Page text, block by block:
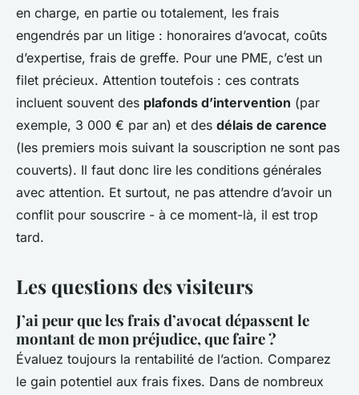
en charge, en partie ou totalement, les frais
engendrés par un litige : honoraires d’avocat, coûts
d’expertise, frais de greffe. Pour une PME, c’est un
filet précieux. Attention toutefois : ces contrats
incluent souvent des plafonds d’intervention (par
exemple, 3 000 € par an) et des délais de carence
(les premiers mois suivant la souscription ne sont pas
couverts). Il faut donc lire les conditions générales
avec attention. Et surtout, ne pas attendre d’avoir un
conflit pour souscrire - à ce moment-là, il est trop
tard.
Les questions des visiteurs
J’ai peur que les frais d’avocat dépassent le
montant de mon préjudice, que faire ?
Évaluez toujours la rentabilité de l’action. Comparez
le gain potentiel aux frais fixes. Dans de nombreux